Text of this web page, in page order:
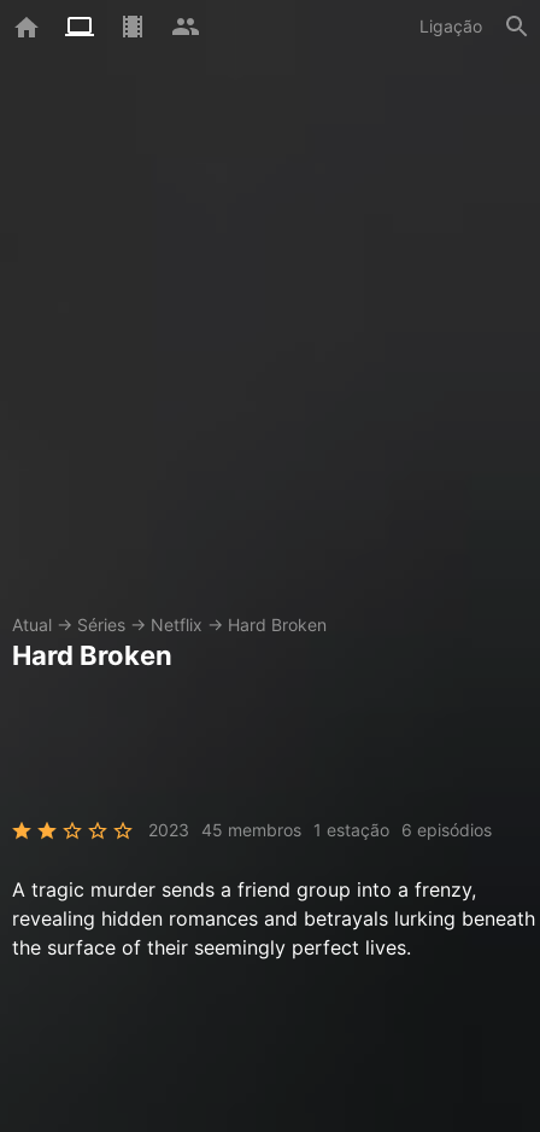
Ligação
Atual → Séries → Netflix → Hard Broken
Hard Broken
2023 45 membros 1 estação 6 episódios
A tragic murder sends a friend group into a frenzy,
revealing hidden romances and betrayals lurking beneath
the surface of their seemingly perfect lives.